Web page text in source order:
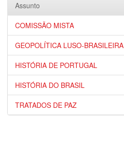
Assunto
COMISSÃO MISTA
GEOPOLÍTICA LUSO-BRASILEIRA
HISTÓRIA DE PORTUGAL
HISTÓRIA DO BRASIL
TRATADOS DE PAZ